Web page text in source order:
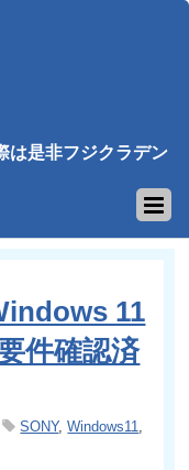
は是非フジクラデン
11
件確認済
SONY,Windows11